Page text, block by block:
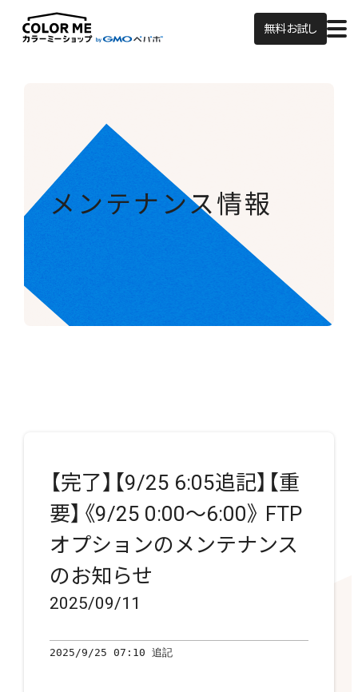
無料お試し
メンテナンス情報
【完了】【9/25 6:05追記】【重
要】《9/25 0:00～6:00》 FTP
オプションのメンテナンス
のお知らせ
2025/09/11
2025/9/25 07:10 追記